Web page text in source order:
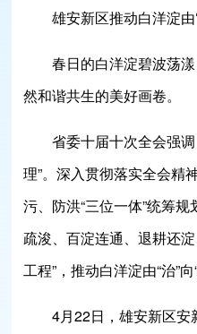
雄安新区推动白洋淀
春日的白洋淀碧波荡
然和谐共生的美好画卷。
省委十届十次全会强
理”。深入贯彻落实全会精
污、防洪“三位一体”统筹
疏浚、百淀连通、退耕还
工程”，推动白洋淀由“治”向
4月22日，雄安新区安